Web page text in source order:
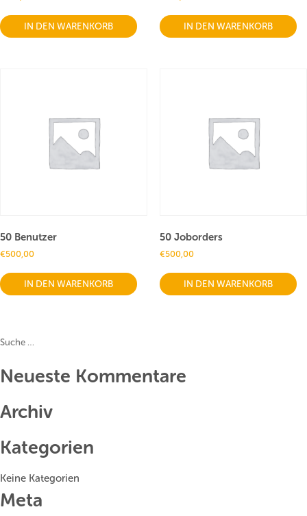
IN DEN WARENKORB IN DEN WARENKORB
50 Benutzer
€500,00
IN DEN WARENKORB
50 Joborders
€500,00
IN DEN WARENKORB
Suche
Neueste Kommentare
Archiv
Kategorien
Keine Kategorien
Meta